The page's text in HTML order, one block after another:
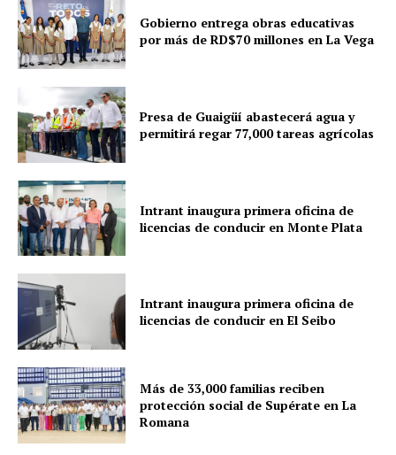
Gobierno entrega obras educativas
por más de RD$70 millones en La Vega
Presa de Guaigüí abastecerá agua y
permitirá regar 77,000 tareas agrícolas
Intrant inaugura primera oficina de
licencias de conducir en Monte Plata
Intrant inaugura primera oficina de
licencias de conducir en El Seibo
Más de 33,000 familias reciben
protección social de Supérate en La
Romana